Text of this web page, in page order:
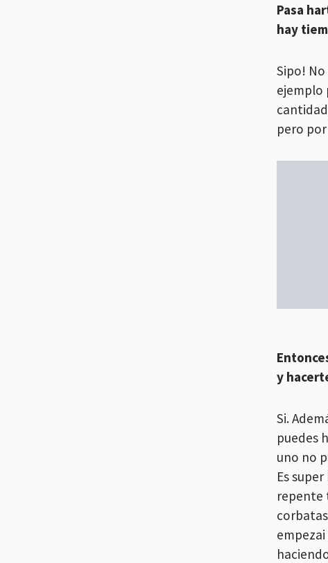
Pasa
hay
Sipo!
ejemplo
pero
y
Si.
puedes
uno no
Es
repente